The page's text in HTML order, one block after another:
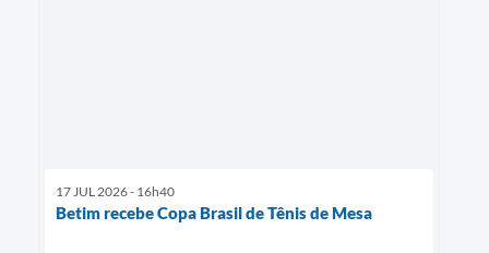
17 JUL 2026 - 16h40
Betim recebe Copa Brasil de Tênis de Mesa